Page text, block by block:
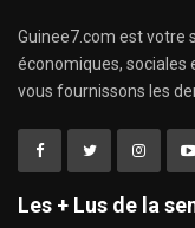
Guinee7.com est votre
économiques, sociales
vous fournissons les
Les + Lus de la